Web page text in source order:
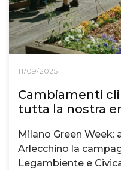
11/09/2025
Cambiamenti
tutta la nostra
Milano Green Week:
Arlecchino la
Legambiente e